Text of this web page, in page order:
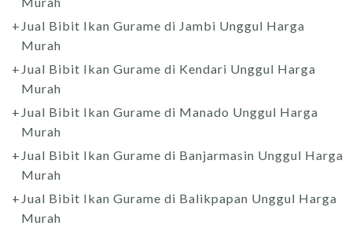
Jual Bibit Ikan Gurame di Jambi Unggul Harga
Murah
Jual Bibit Ikan Gurame di Kendari Unggul Harga
Murah
Jual Bibit Ikan Gurame di Manado Unggul Harga
Murah
Jual Bibit Ikan Gurame di Banjarmasin Unggul Harga
Murah
Jual Bibit Ikan Gurame di Balikpapan Unggul Harga
Murah